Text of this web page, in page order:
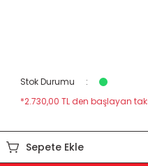
Stok Durumu
*2.730,00 TL den başlayan
Sepete Ekle